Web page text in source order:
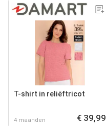
T-shirt in reliëftricot
4 maanden € 39,99